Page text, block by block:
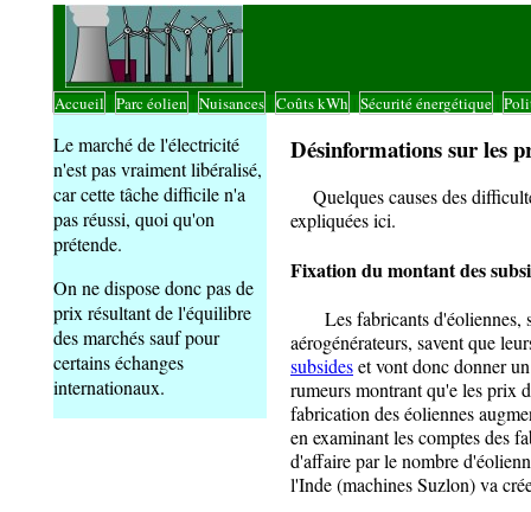
Accueil Parc éolien Nuisances Coûts kWh Sécurité énergétique
Le marché de l'électricité
n'est pas vraiment libéralisé,
car cette tâche difficile n'a
pas réussi, quoi qu'on
prétende.
On ne dispose donc pas de
prix résultant de l'équilibre
des marchés sauf pour
certains échanges
internationaux.
Désinformations sur les
Quelques causes des
expliquées ici.
Fixation du montant des
Les fabricants d'éoliennes,
aérogénérateurs, savent que
subsideset vont donc donner
rumeurs montrant qu'e les prix
fabrication des éoliennes
en examinant les comptes des
d'affaire par le nombre
l'Inde (machines Suzlon) va